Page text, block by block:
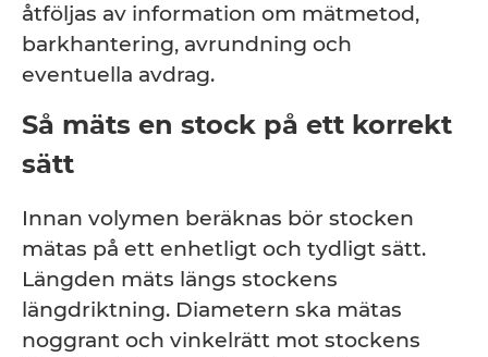
åtföljas av information om mätmetod,
barkhantering, avrundning och
eventuella avdrag.
Så mäts en stock på ett korrekt
sätt
Innan volymen beräknas bör stocken
mätas på ett enhetligt och tydligt sätt.
Längden mäts längs stockens
längdriktning. Diametern ska mätas
noggrant och vinkelrätt mot stockens